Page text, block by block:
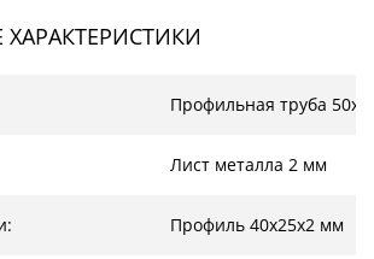
Профильная труба
Лист металла 2 мм
Профиль 40х25х2 мм